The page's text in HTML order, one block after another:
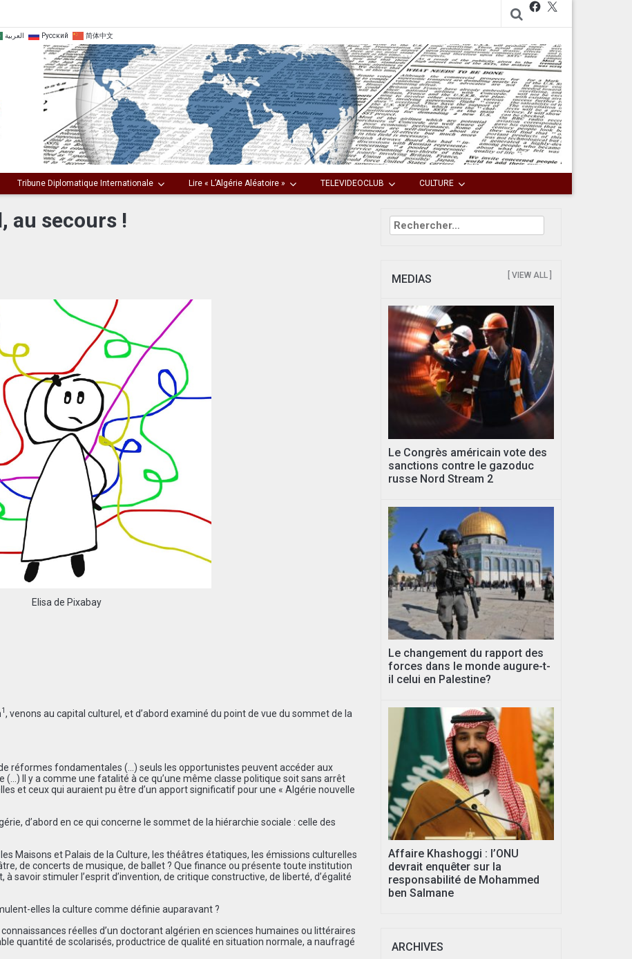
العربية Русский 简体中文
Facebook
Tribune Diplomatique Internationale Lire « L’Algérie Aléatoire » TELEVIDEOCLUB CULTURE
au secours !
Elisa de Pixabay
1 , venons au capital culturel, et d’abord examiné du point de vue du sommet de la
réformes fondamentales (…) seuls les opportunistes peuvent accéder aux
(…) Il y a comme une fatalité à ce qu’une même classe politique soit sans arrêt
et ceux qui auraient pu être d’un apport significatif pour une « Algérie nouvelle
d’abord en ce qui concerne le sommet de la hiérarchie sociale : celle des
Maisons et Palais de la Culture, les théâtres étatiques, les émissions culturelles
de concerts de musique, de ballet ? Que finance ou présente toute institution
savoir stimuler l’esprit d’invention, de critique constructive, de liberté, d’égalité
elles la culture comme définie auparavant ?
réelles d’un doctorant algérien en sciences humaines ou littéraires
quantité de scolarisés, productrice de qualité en situation normale, a naufragé
Rechercher :
MEDIAS [ VIEW ALL ]
Le Congrès américain vote des
sanctions contre le gazoduc
russe Nord Stream 2
Le changement du rapport des
forces dans le monde augure-t-
il celui en Palestine?
Affaire Khashoggi : l’ONU
devrait enquêter sur la
responsabilité de Mohammed
ben Salmane
ARCHIVES